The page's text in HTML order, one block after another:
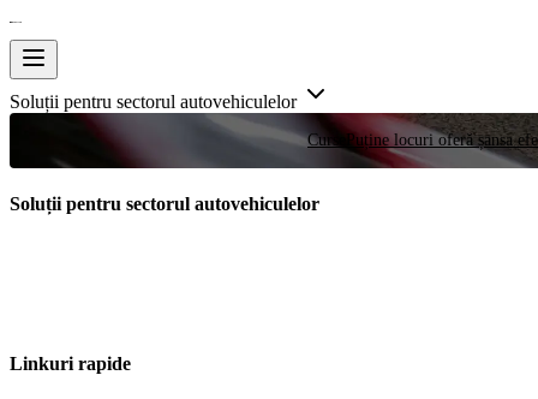
Soluții pentru sectorul autovehiculelor
Curse Puține locuri oferă șansa
Soluții pentru sectorul autovehiculelor
Linkuri rapide